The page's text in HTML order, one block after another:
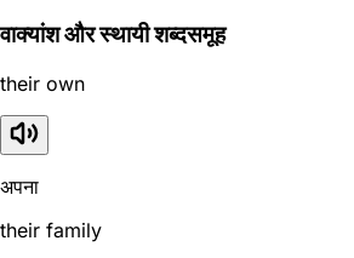
वाक्यांश और स्थायी शब्दसमूह
their own
अपना
their family